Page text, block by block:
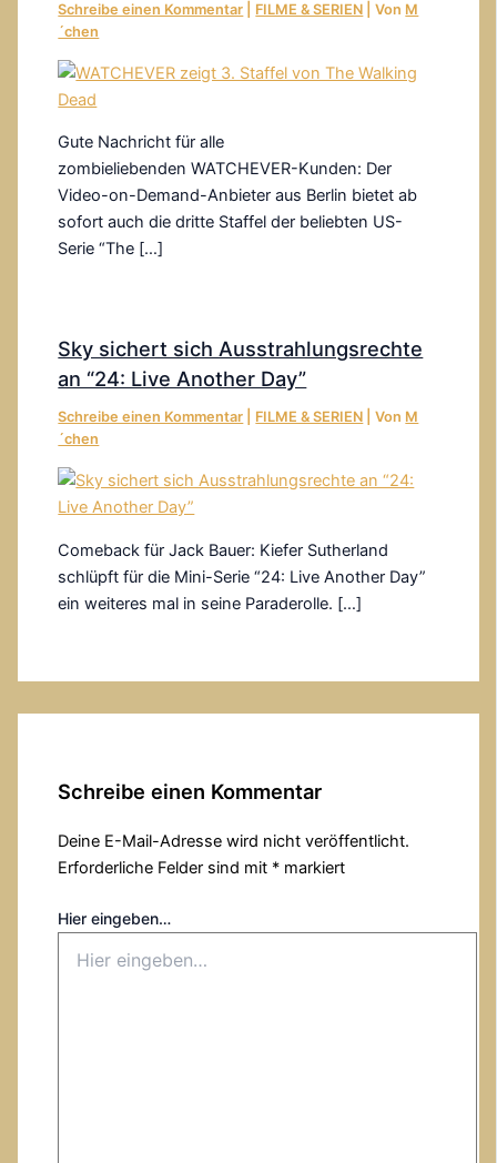
Schreibe einen Kommentar FILME & SERIEN | Von M
´chen
Gute Nachricht für alle
zombieliebenden WATCHEVER-Kunden: Der
Video-on-Demand-Anbieter aus Berlin bietet ab
sofort auch die dritte Staffel der beliebten US-
Serie “The […]
Sky sichert sich Ausstrahlungsrechte
an “24: Live Another Day”
Schreibe einen Kommentar FILME & SERIEN | Von M
´chen
Comeback für Jack Bauer: Kiefer Sutherland
schlüpft für die Mini-Serie “24: Live Another Day”
ein weiteres mal in seine Paraderolle. […]
Schreibe einen Kommentar
Deine E-Mail-Adresse wird nicht veröffentlicht.
Erforderliche Felder sind mit * markiert
Hier eingeben…